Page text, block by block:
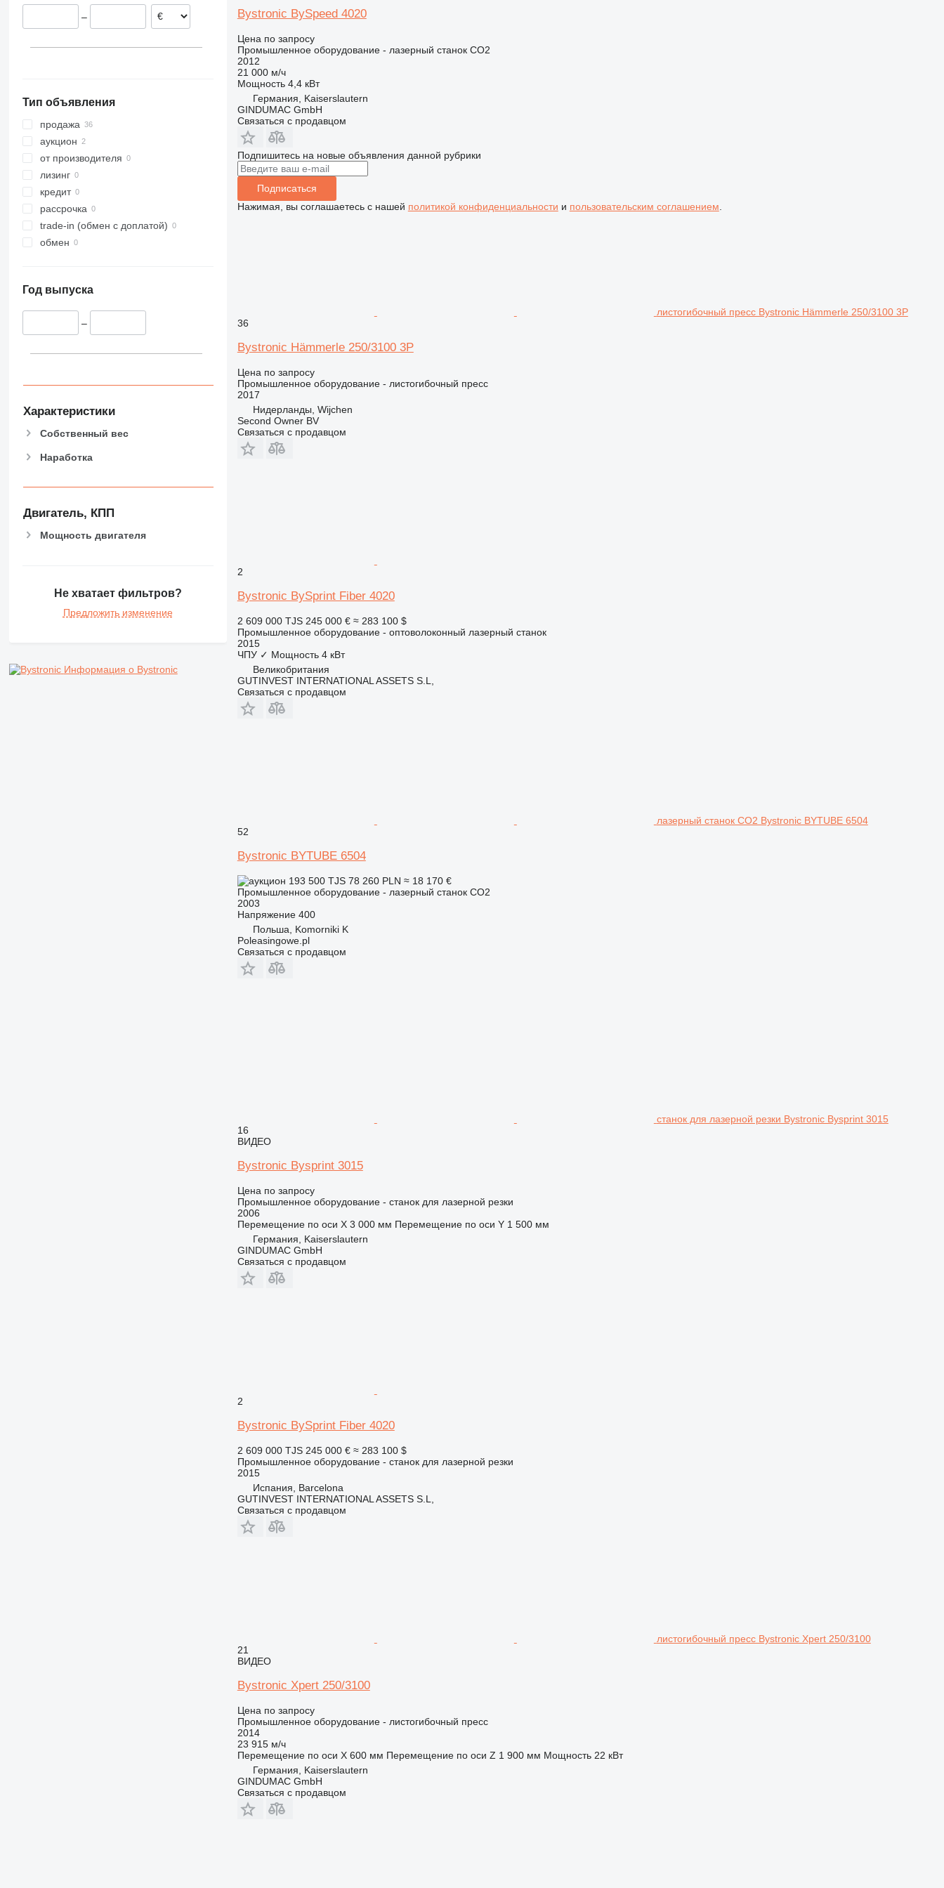
Швеция
Швейцария
–
Тип объявления
продажа
аукцион
от производителя
лизинг
кредит
рассрочка
trade-in (обмен с доплатой)
обмен
Год выпуска
–
Характеристики
Собственный вес
Наработка
Двигатель, КПП
Мощность двигателя
Не хватает фильтров?
Предложить изменение
Информация о Bystronic
Bystronic BySpeed 4020
Цена по запросу
Промышленное оборудование - лазерный станок CO2
2012
21 000 м/ч
Мощность 4,4 кВт
Германия, Kaiserslautern
GINDUMAC GmbH
Связаться с продавцом
Подпишитесь на новые объявления данной рубрики
Подписаться
Нажимая, вы соглашаетесь с нашей политикой конфиденциальности и пользовательским соглашением
листогибочный пресс Bystronic Hämmerle 250/3100 3P
36
Bystronic Hämmerle 250/3100 3P
Цена по запросу
Промышленное оборудование - листогибочный пресс
2017
Нидерланды, Wijchen
Second Owner BV
Связаться с продавцом
2
Bystronic BySprint Fiber 4020
2 609 000 TJS 245 000 € ≈ 283 100 $
Промышленное оборудование - оптоволоконный лазерный станок
2015
ЧПУ ✓ Мощность 4 кВт
Великобритания
GUTINVEST INTERNATIONAL ASSETS S.L,
Связаться с продавцом
лазерный станок CO2 Bystronic BYTUBE 6504
52
Bystronic BYTUBE 6504
193 500 TJS 78 260 PLN ≈ 18 170 €
Промышленное оборудование - лазерный станок CO2
2003
Напряжение 400
Польша, Komorniki K
Poleasingowe.pl
Связаться с продавцом
станок для лазерной резки Bystronic Bysprint 3015
16
ВИДЕО
Bystronic Bysprint 3015
Цена по запросу
Промышленное оборудование - станок для лазерной резки
2006
Перемещение по оси X 3 000 мм Перемещение по оси Y 1 500 мм
Германия, Kaiserslautern
GINDUMAC GmbH
Связаться с продавцом
2
Bystronic BySprint Fiber 4020
2 609 000 TJS 245 000 € ≈ 283 100 $
Промышленное оборудование - станок для лазерной резки
2015
Испания, Barcelona
GUTINVEST INTERNATIONAL ASSETS S.L,
Связаться с продавцом
листогибочный пресс Bystronic Xpert 250/3100
21
ВИДЕО
Bystronic Xpert 250/3100
Цена по запросу
Промышленное оборудование - листогибочный пресс
2014
23 915 м/ч
Перемещение по оси X 600 мм Перемещение по оси Z 1 900 мм Мощность 22 кВт
Германия, Kaiserslautern
GINDUMAC GmbH
Связаться с продавцом